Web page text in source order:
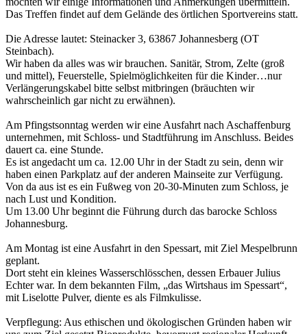
Das Treffen findet auf dem Gelände des örtlichen Sportvereins statt.
Die Adresse lautet: Steinacker 3, 63867 Johannesberg (OT
Steinbach).
Wir haben da alles was wir brauchen. Sanitär, Strom, Zelte (groß
und mittel), Feuerstelle, Spielmöglichkeiten für die Kinder…nur
Verlängerungskabel bitte selbst mitbringen (bräuchten wir
wahrscheinlich gar nicht zu erwähnen).
Am Pfingstsonntag werden wir eine Ausfahrt nach Aschaffenburg
unternehmen, mit Schloss- und Stadtführung im Anschluss. Beides
dauert ca. eine Stunde.
Es ist angedacht um ca. 12.00 Uhr in der Stadt zu sein, denn wir
haben einen Parkplatz auf der anderen Mainseite zur Verfügung.
Von da aus ist es ein Fußweg von 20-30-Minuten zum Schloss, je
nach Lust und Kondition.
Um 13.00 Uhr beginnt die Führung durch das barocke Schloss
Johannesburg.
Am Montag ist eine Ausfahrt in den Spessart, mit Ziel Mespelbrunn
geplant.
Dort steht ein kleines Wasserschlösschen, dessen Erbauer Julius
Echter war. In dem bekannten Film, „das Wirtshaus im Spessart“,
mit Liselotte Pulver, diente es als Filmkulisse.
Verpflegung: Aus ethischen und ökologischen Gründen haben wir